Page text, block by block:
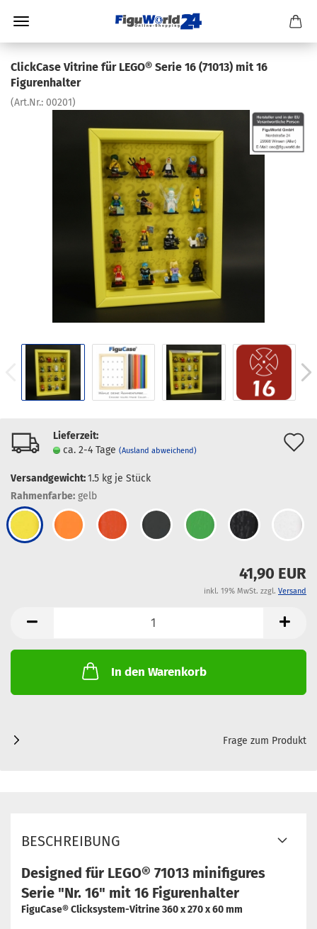
ClickCase Vitrine für LEGO® Serie 16 (71013) mit 16
Figurenhalter
(Art.Nr.: 00201)
Lieferzeit:
ca. 2-4 Tage (Ausland abweichend)
Versandgewicht:1.5 kg je Stück
Rahmenfarbe: gelb
41,90 EUR
inkl. 19% MwSt. zzgl. Versand
In den Warenkorb
Frage zum Produkt
BESCHREIBUNG
Designed für LEGO® 71013 minifigures
Serie "Nr. 16" mit 16 Figurenhalter
FiguCase® Clicksystem-Vitrine 360 x 270 x 60 mm